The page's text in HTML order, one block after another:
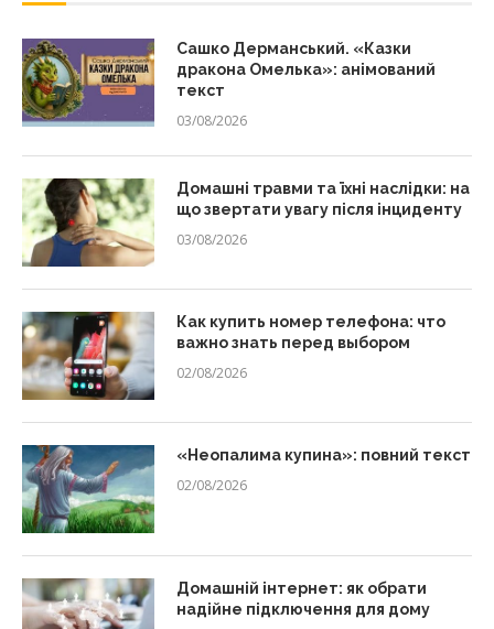
Сашко Дерманський. «Казки
дракона Омелька»: анімований
текст
03/08/2026
Домашні травми та їхні наслідки: на
що звертати увагу після інциденту
03/08/2026
Как купить номер телефона: что
важно знать перед выбором
02/08/2026
«Неопалима купина»: повний текст
02/08/2026
Домашній інтернет: як обрати
надійне підключення для дому